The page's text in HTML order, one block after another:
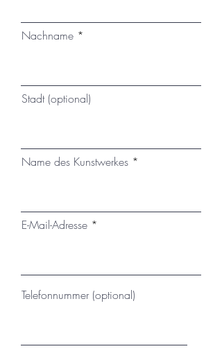
Nachname
Stadt (optional)
Name des Kunstwerkes
E-Mail-Adresse
Telefonnummer (optional)